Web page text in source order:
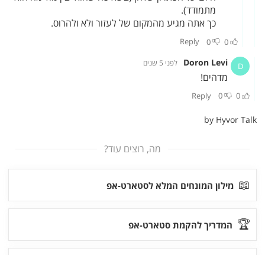
מה, רוצים עוד?
📖 מילון המונחים המלא לסטארט-אפ
🏆 המדריך להקמת סטארט-אפ